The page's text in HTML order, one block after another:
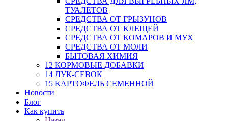
ТУАЛЕТОВ
СРЕДСТВА ОТ ГРЫЗУНОВ
СРЕДСТВА ОТ КЛЕЩЕЙ
СРЕДСТВА ОТ КОМАРОВ И МУХ
СРЕДСТВА ОТ МОЛИ
БЫТОВАЯ ХИМИЯ
12 КОРМОВЫЕ ДОБАВКИ
14 ЛУК-СЕВОК
15 КАРТОФЕЛЬ СЕМЕННОЙ
Новости
Блог
Как купить